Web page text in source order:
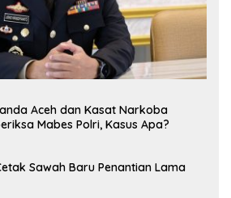
Aceh dan Kasat Narkoba
Mabes Polri, Kasus Apa?
Sawah Baru Penantian Lama